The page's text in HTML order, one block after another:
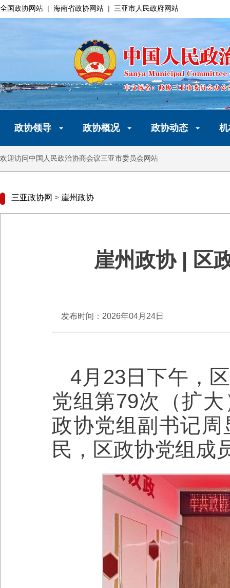
全国政协网站 | 海南省政协网站 | 三亚市人民政府网站
政协领导 政协概况 政协动态
欢迎访问中国人民政治协商会议三亚市委员会网站
三亚政协网 > 崖州政协
崖州政协 | 区
发布时间：2026年04月24日
4月23日下午，
党组第79次（扩
政协党组副书记
民，区政协党组成